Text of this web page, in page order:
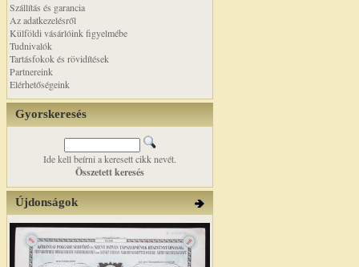
Szállítás és garancia
Az adatkezelésről
Külföldi vásárlóink figyelmébe
Tudnivalók
Tartásfokok és rövidítések
Partnereink
Elérhetőségeink
Gyorskeresés
Ide kell beírni a keresett cikk nevét.
Összetett keresés
Újdonságok